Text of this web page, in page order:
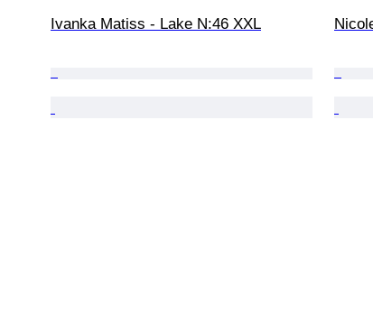
Ivanka Matiss - Lake N:46 XXL